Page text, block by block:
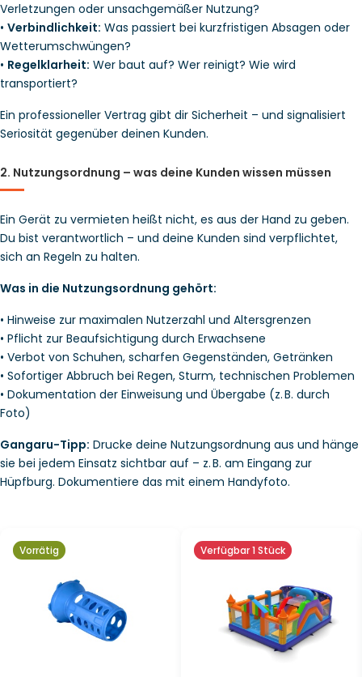
Verletzungen oder unsachgemäßer Nutzung?
• Verbindlichkeit: Was passiert bei kurzfristigen Absagen oder
Wetterumschwüngen?
• Regelklarheit: Wer baut auf? Wer reinigt? Wie wird
transportiert?
Ein professioneller Vertrag gibt dir Sicherheit – und signalisiert
Seriosität gegenüber deinen Kunden.
2. Nutzungsordnung – was deine Kunden wissen müssen
Ein Gerät zu vermieten heißt nicht, es aus der Hand zu geben.
Du bist verantwortlich – und deine Kunden sind verpflichtet,
sich an Regeln zu halten.
Was in die Nutzungsordnung gehört:
• Hinweise zur maximalen Nutzerzahl und Altersgrenzen
• Pflicht zur Beaufsichtigung durch Erwachsene
• Verbot von Schuhen, scharfen Gegenständen, Getränken
• Sofortiger Abbruch bei Regen, Sturm, technischen Problemen
• Dokumentation der Einweisung und Übergabe (z. B. durch
Foto)
Gangaru-Tipp: Drucke deine Nutzungsordnung aus und hänge
sie bei jedem Einsatz sichtbar auf – z. B. am Eingang zur
Hüpfburg. Dokumentiere das mit einem Handyfoto.
Vorrätig Verfügbar 1 Stück